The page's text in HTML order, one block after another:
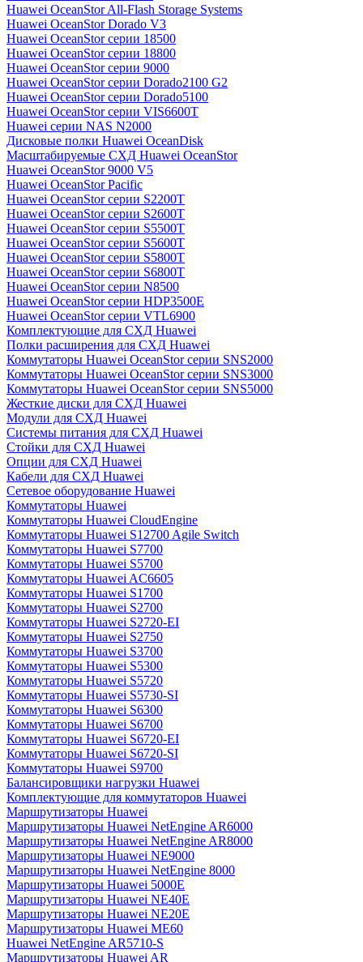
Huawei OceanStor All-Flash Storage Systems
Huawei OceanStor Dorado V3
Huawei OceanStor серии 18500
Huawei OceanStor серии 18800
Huawei OceanStor серии 9000
Huawei OceanStor серии Dorado2100 G2
Huawei OceanStor серии Dorado5100
Huawei OceanStor серии VIS6600T
Huawei серии NAS N2000
Дисковые полки Huawei OceanDisk
Масштабируемые СХД Huawei OceanStor
Huawei OceanStor 9000 V5
Huawei OceanStor Pacific
Huawei OceanStor серии S2200T
Huawei OceanStor серии S2600T
Huawei OceanStor серии S5500T
Huawei OceanStor серии S5600T
Huawei OceanStor серии S5800T
Huawei OceanStor серии S6800T
Huawei OceanStor серии N8500
Huawei OceanStor серии HDP3500E
Huawei OceanStor серии VTL6900
Комплектующие для СХД Huawei
Полки расширения для СХД Huawei
Коммутаторы Huawei OceanStor серии SNS2000
Коммутаторы Huawei OceanStor серии SNS3000
Коммутаторы Huawei OceanStor серии SNS5000
Жесткие диски для СХД Huawei
Модули для СХД Huawei
Системы питания для СХД Huawei
Стойки для СХД Huawei
Опции для СХД Huawei
Кабели для СХД Huawei
Сетевое оборудование Huawei
Коммутаторы Huawei
Коммутаторы Huawei CloudEngine
Коммутаторы Huawei S12700 Agile Switch
Коммутаторы Huawei S7700
Коммутаторы Huawei S5700
Коммутаторы Huawei AC6605
Коммутаторы Huawei S1700
Коммутаторы Huawei S2700
Коммутаторы Huawei S2720-EI
Коммутаторы Huawei S2750
Коммутаторы Huawei S3700
Коммутаторы Huawei S5300
Коммутаторы Huawei S5720
Коммутаторы Huawei S5730-SI
Коммутаторы Huawei S6300
Коммутаторы Huawei S6700
Коммутаторы Huawei S6720-EI
Коммутаторы Huawei S6720-SI
Коммутаторы Huawei S9700
Балансировщики нагрузки Huawei
Комплектующие для коммутаторов Huawei
Маршрутизаторы Huawei
Маршрутизаторы Huawei NetEngine AR6000
Маршрутизаторы Huawei NetEngine AR8000
Маршрутизаторы Huawei NE9000
Маршрутизаторы Huawei NetEngine 8000
Маршрутизаторы Huawei 5000E
Маршрутизаторы Huawei NE40E
Маршрутизаторы Huawei NE20E
Маршрутизаторы Huawei ME60
Huawei NetEngine AR5710-S
Маршрутизаторы Huawei AR